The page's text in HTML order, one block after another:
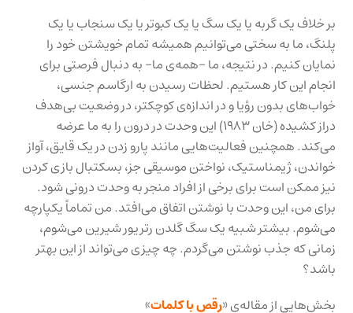
بر خلاف یک گربه یا یک سگ یا یک کبوتر یا یک سنجاب یا یک
پلنگ، ما به سختی می‌توانیم همیشه تمام خویشتن خود را
نمایان کنیم. در نتیجه، ما -همه‌ی ما- به دنبال فرصتی برای
انجام این کار هستیم. لحظات رسیدن به ارگاسم جنسی،
خواب‌های بدون رؤیا و در اندازه‌ی کوچکتر، در وضعیت بی‌هدف
دراز کشیده (خان ۱۹۸۳) این وحدت در درون را به ما عرضه
می‌کند. همچنین فعالیت‌هایی مانند پارو زدن در یک قایق، آواز
خواندن، ژیمناستیک، نواختن موسیقی جز، بسکتبال بازی کردن
نیز ممکن است برای برخی از افراد منجر به وحدت درونی شود.
برای من، این وحدت با نوشتن اتفاق می‌افتد. من تماماً یکپارچه
می‌شوم. بیشتر شبیه یک سگ گلدن رتریور شیرین می‌شوم،
زمانی که جذب نوشتن می‌گردم. چه چیزی می‌تواند از این بهتر
باشد؟
بخش‌هایی از مقاله‌ی «رقص با کلمات»